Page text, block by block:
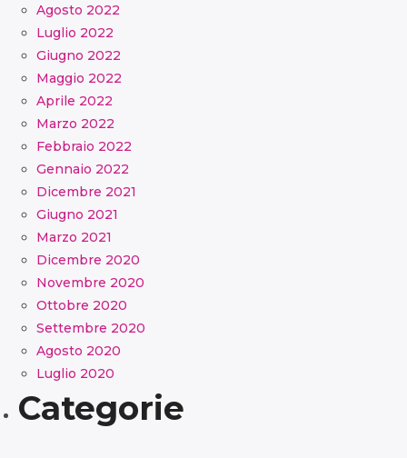
Agosto 2022
Luglio 2022
Giugno 2022
Maggio 2022
Aprile 2022
Marzo 2022
Febbraio 2022
Gennaio 2022
Dicembre 2021
Giugno 2021
Marzo 2021
Dicembre 2020
Novembre 2020
Ottobre 2020
Settembre 2020
Agosto 2020
Luglio 2020
Categorie